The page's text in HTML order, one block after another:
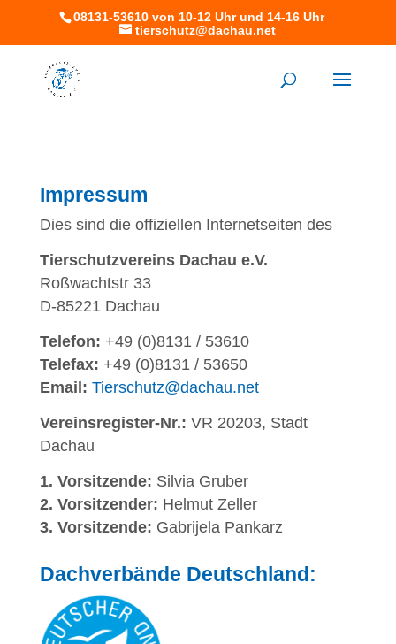
08131-53610 von 10-12 Uhr und 14-16 Uhr
tierschutz@dachau.net
Impressum
Dies sind die offiziellen Internetseiten des
Tierschutzvereins Dachau e.V.
Roßwachtstr 33
D-85221 Dachau
Telefon: +49 (0)8131 / 53610
Telefax: +49 (0)8131 / 53650
Email: Tierschutz@dachau.net
Vereinsregister-Nr.: VR 20203, Stadt
Dachau
1. Vorsitzende: Silvia Gruber
2. Vorsitzender: Helmut Zeller
3. Vorsitzende: Gabrijela Pankarz
Dachverbände Deutschland: